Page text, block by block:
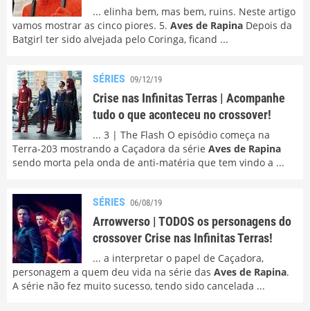
... elinha bem, mas bem, ruins. Neste artigo
vamos mostrar as cinco piores. 5. Aves de Rapina Depois da
Batgirl ter sido alvejada pelo Coringa, ficand ...
SÉRIES 09/12/19
Crise nas Infinitas Terras | Acompanhe
tudo o que aconteceu no crossover!
... 3 | The Flash O episódio começa na
Terra-203 mostrando a Caçadora da série Aves de Rapina
sendo morta pela onda de anti-matéria que tem vindo a ...
SÉRIES 06/08/19
Arrowverso | TODOS os personagens do
crossover Crise nas Infinitas Terras!
... a interpretar o papel de Caçadora,
personagem a quem deu vida na série das Aves de Rapina.
A série não fez muito sucesso, tendo sido cancelada ...